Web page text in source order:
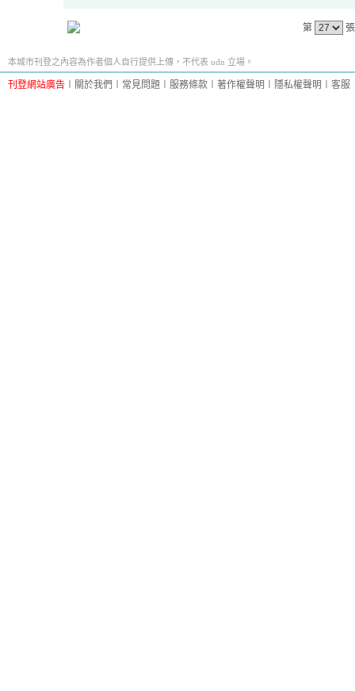
第
本城市刊登之內容為作者個人自行提供上傳，不代表 udn 立場。
刊登網站廣告 關於我們 常見問題 服務條款 著作權聲明 隱私權聲明 客服